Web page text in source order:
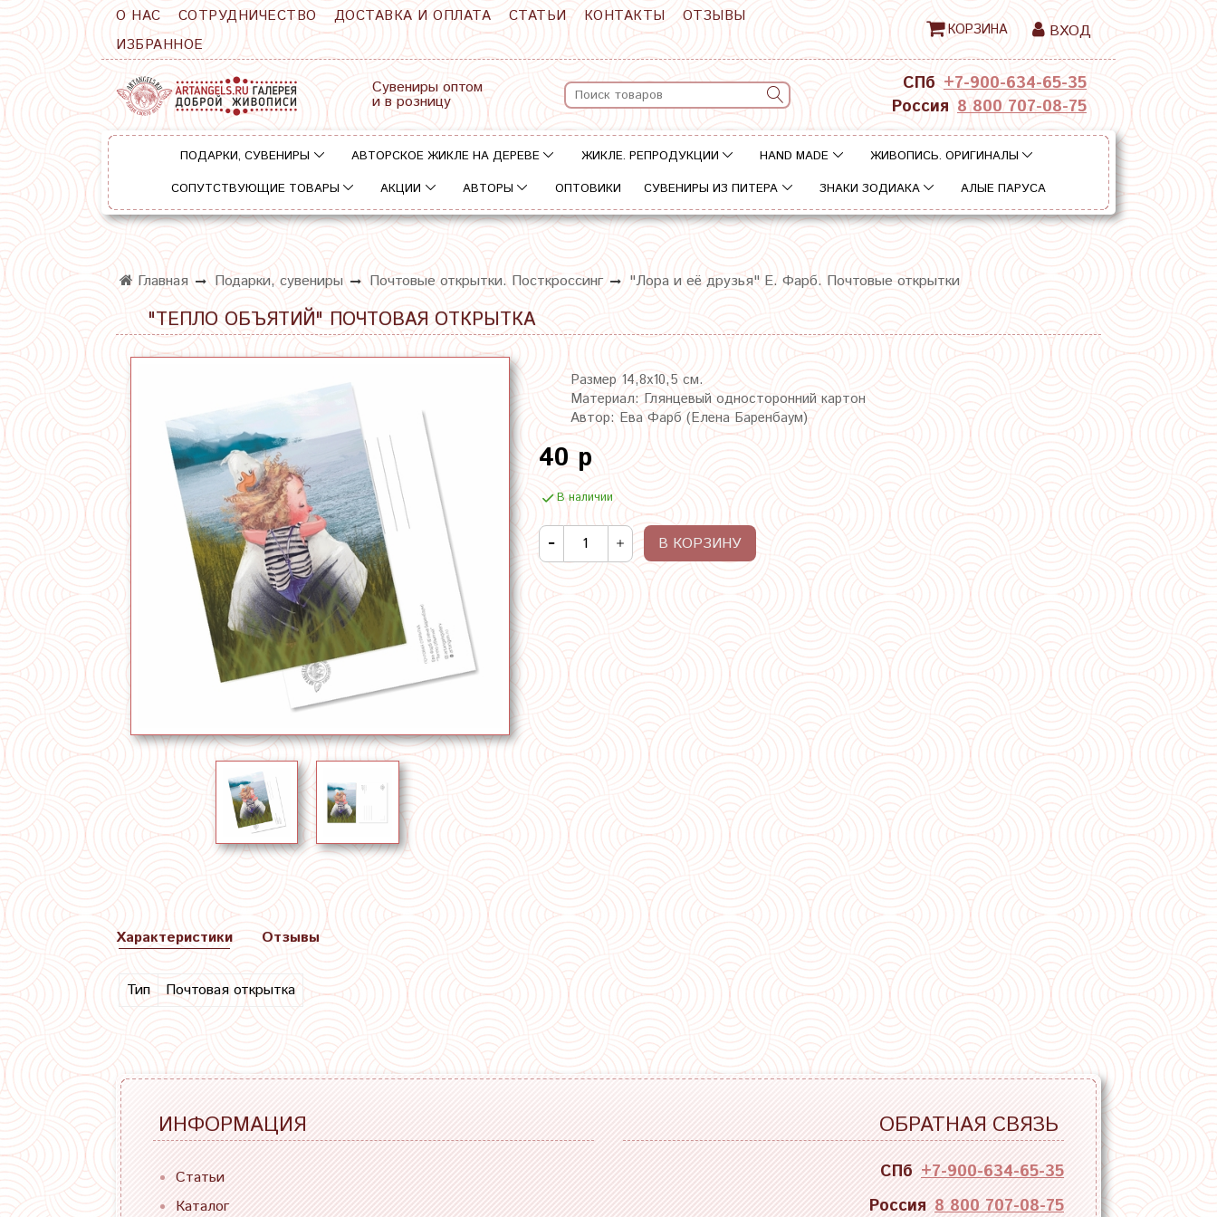
О НАС СОТРУДНИЧЕСТВО ДОСТАВКА И ОПЛАТА СТАТЬИ КОНТАКТЫ
ОТЗЫВЫ
ИЗБРАННОЕ
КОРЗИНА ВХОД
Сувениры оптом
и в розницу
СПб +7-900-634-65-35
Россия 8 800 707-08-75
ПОДАРКИ, СУВЕНИРЫ АВТОРСКОЕ ЖИКЛЕ НА ДЕРЕВЕ ЖИКЛЕ. РЕПРОДУКЦИИ HAND MADE
ЖИВОПИСЬ. ОРИГИНАЛЫ
СОПУТСТВУЮЩИЕ ТОВАРЫ
АКЦИИ АВТОРЫ ОПТОВИКИ СУВЕНИРЫ ИЗ ПИТЕРА ЗНАКИ ЗОДИАКА АЛЫЕ ПАРУСА
Главная Подарки, сувениры Почтовые открытки. Посткроссинг "Лора и её друзья" Е. Фарб. Почтовые открытки
"ТЕПЛО ОБЪЯТИЙ" ПОЧТОВАЯ ОТКРЫТКА
Размер 14,8х10,5 см.
Материал: Глянцевый односторонний картон
Автор: Ева Фарб (Елена Баренбаум)
40 р
В наличии
В КОРЗИНУ
Характеристики
Тип Почтовая открытка
Отзывы
ИНФОРМАЦИЯ
Статьи
Каталог
ОБРАТНАЯ СВЯЗЬ
СПб +7-900-634-65-35
Россия 8 800 707-08-75